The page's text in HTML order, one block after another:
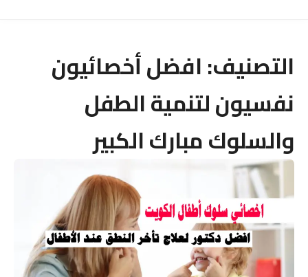
التصنيف:افضل أخصائيون
نفسيون لتنمية الطفل
والسلوك مبارك الكبير